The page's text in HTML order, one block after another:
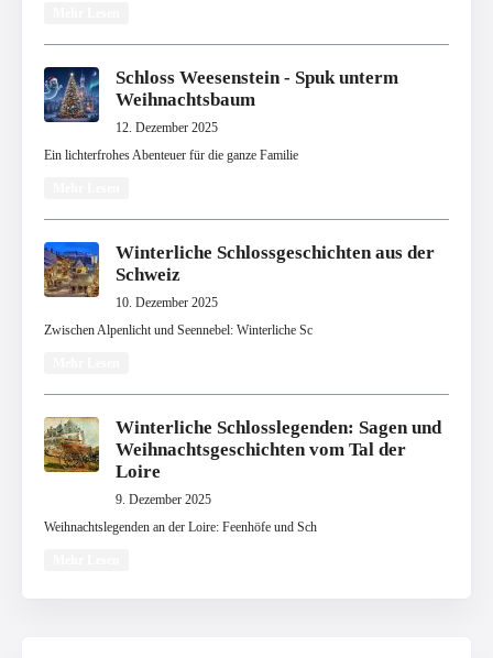
Schloss Weesenstein - Spuk unterm
Weihnachtsbaum
12. Dezember 2025
Ein lichterfrohes Abenteuer für die ganze Familie
Winterliche Schlossgeschichten aus der
Schweiz
10. Dezember 2025
Zwischen Alpenlicht und Seennebel: Winterliche Sc
Winterliche Schlosslegenden: Sagen und
Weihnachtsgeschichten vom Tal der
Loire
9. Dezember 2025
Weihnachtslegenden an der Loire: Feenhöfe und Sch